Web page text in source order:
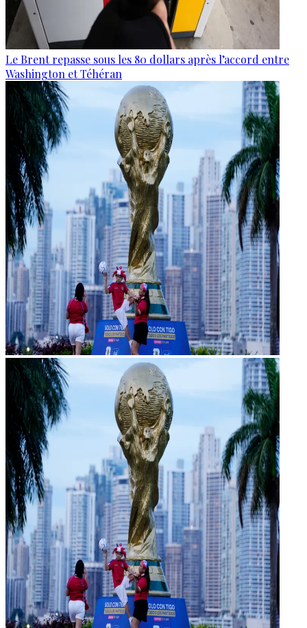
Le Brent repasse sous les 80 dollars après l’accord entre
Washington et Téhéran